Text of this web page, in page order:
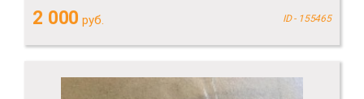
2 000 руб. ID - 155465